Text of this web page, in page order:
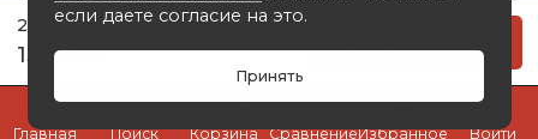
Главная Поиск Корзина
0
СравнениеИзбранное Войти
201-90 багет из пластика чёрный
150 руб
если даете согласие на это.
Принять